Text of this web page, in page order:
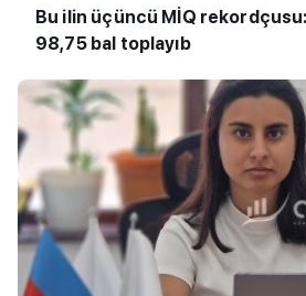
Bu ilin üçüncü MİQ
98,75 bal toplayıb